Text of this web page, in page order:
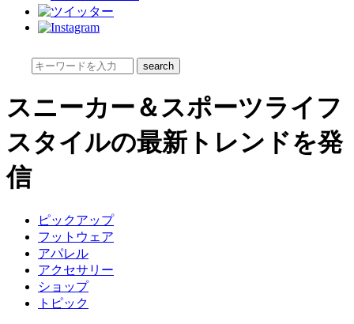
スニーカー＆スポーツライフ
スタイルの最新トレンドを発
信
ピックアップ
フットウェア
アパレル
アクセサリー
ショップ
トピック